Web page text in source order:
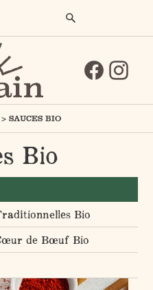
> SAUCES BIO
Bio
Bio
de Bœuf Bio